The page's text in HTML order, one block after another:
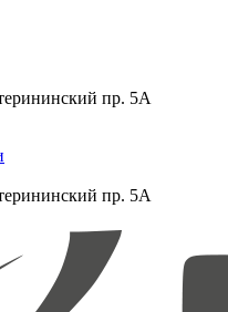
пр. 5А
пр. 5А